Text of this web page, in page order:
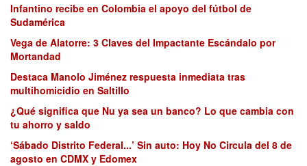
Infantino recibe en Colombia el apoyo del fútbol de
Sudamérica
Vega de Alatorre: 3 Claves del Impactante Escándalo por
Mortandad
Destaca Manolo Jiménez respuesta inmediata tras
multihomicidio en Saltillo
¿Qué significa que Nu ya sea un banco? Lo que cambia con
tu ahorro y saldo
‘Sábado Distrito Federal...’ Sin auto: Hoy No Circula del 8 de
agosto en CDMX y Edomex